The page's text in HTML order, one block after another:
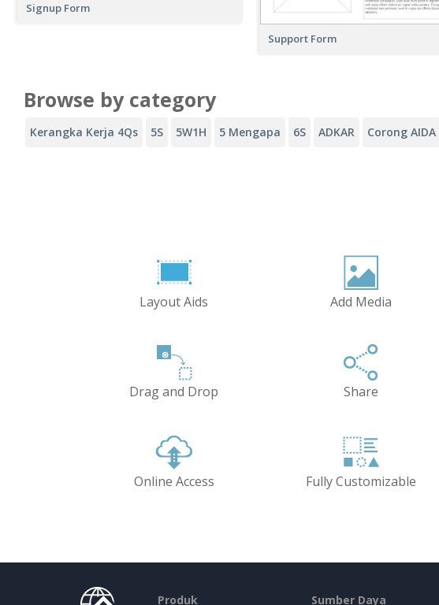
Signup Form
Support Form
Browse by category
Kerangka Kerja 4Qs 5S 5W1H 5 Mengapa 6S ADKAR Corong AIDA
Layout Aids Add Media
Drag and Drop Share
Online Access Fully Customizable
Produk Sumber Daya